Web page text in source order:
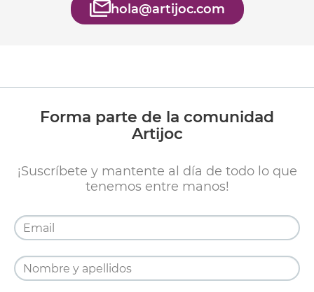
hola@artijoc.com
Forma parte de la comunidad
Artijoc
¡Suscríbete y mantente al día de todo lo que
tenemos entre manos!